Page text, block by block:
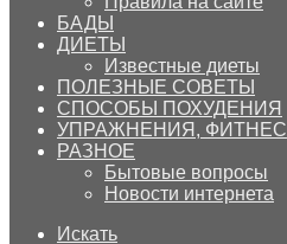
БАДЫ
ДИЕТЫ
Известные диеты
ПОЛЕЗНЫЕ СОВЕТЫ
СПОСОБЫ ПОХУДЕНИЯ
УПРАЖНЕНИЯ, ФИТНЕС
РАЗНОЕ
Бытовые вопросы
Новости интернета
Искать